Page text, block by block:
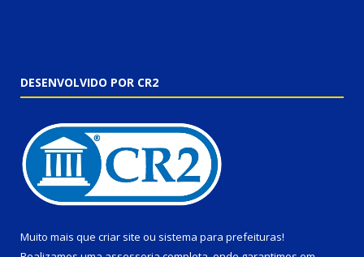
DESENVOLVIDO POR CR2
Muito mais que criar site ou sistema para prefeituras!